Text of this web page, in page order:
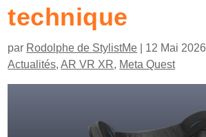
technique
par Rodolphe de StylistMe 12 Mai 2026
Actualités,AR VR XR, Meta Quest